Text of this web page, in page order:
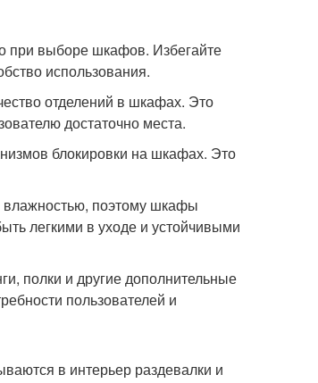
при выборе шкафов. Избегайте
использования.
отделений в шкафах. Это
достаточно места.
блокировки на шкафах. Это
поэтому шкафы
легкими в уходе и устойчивыми
полки и другие дополнительные
пользователей и
в интерьер раздевалки и